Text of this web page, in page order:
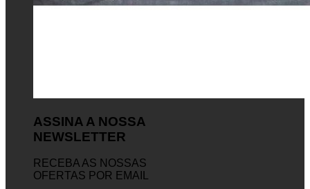
ASSINA A NOSSA
NEWSLETTER
RECEBA AS NOSSAS
OFERTAS POR EMAIL